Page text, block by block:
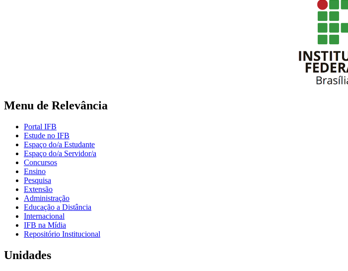
Menu de Relevância
Portal IFB
Estude no IFB
Espaço do/a Estudante
Espaço do/a Servidor/a
Concursos
Ensino
Pesquisa
Extensão
Administração
Educação a Distância
Internacional
IFB na Mídia
Repositório Institucional
Unidades